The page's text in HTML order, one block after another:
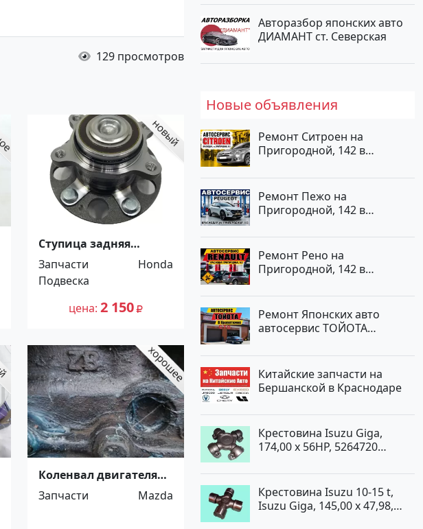
129 просмотров
Ступица задняя
HONDA CIVIC 2006- (AT)
Краснодар
Запчасти
Honda
Подвеска
цена 2 150
Коленвал двигателя
Mazda Titan/Kia Combi
Краснодар
Запчасти Mazda
Авторазбор японских авто
ДИАМАНТ ст. Северская
Новые объявления
Ремонт Ситроен на
Пригородной, 142 в
Ремонт Пежо на
Пригородной, 142 в
Ремонт Рено на
Пригородной, 142 в
Ремонт Японских авто
автосервис ТОЙОТА
Китайские запчасти на
Бершанской в Краснодаре
Крестовина Isuzu Giga,
174,00 x 56HP, 5264720
Крестовина Isuzu 10-15 t,
Isuzu Giga, 145,00 x 47,98,